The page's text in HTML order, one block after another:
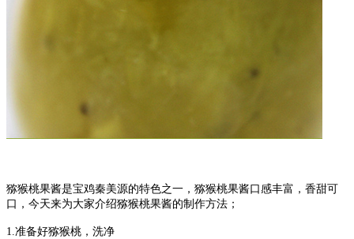
猕猴桃果酱是宝鸡秦美源的特色之一，猕猴桃果酱口感丰富，香甜可
口，今天来为大家介绍猕猴桃果酱的制作方法；
1.准备好猕猴桃，洗净